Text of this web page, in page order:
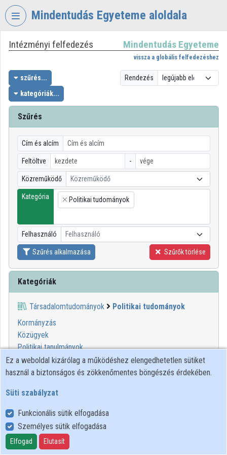
Fejléc kihagyása
Mindentudás Egyeteme aloldala
VIDEOTORIUM
MINDENTUDÁS
EGYETEME
Intézményi kezdőlap
Bejelentkezés
Intézményi felfedezés
Kategóriák
Intézményi listák
Közreműködők
Intézményi felfedezés Mindentudás Egyeteme
vissza a globális felfedezéshez
szűrés...
kategóriák...
Rendezés
Szűrés
Cím és alcím
Feltöltve -
Közreműködő Közreműködő
Kategória
×
Politikai tudományok
Felhasználó Felhasználó
Szűrés alkalmazása Szűrők törlése
Kategóriák
Társadalomtudományok
Politikai tudományok
Kormányzás
Közügyek
Politikai tanulmányok
Tudomány és társadalom
Tudomány szerepének ismerete
00:04:32
Ez a weboldal kizárólag a működéshez elengedhetetlen sütiket
használ a biztonságos és zökkenőmentes böngészés érdekében.
Süti szabályzat
Funkcionális sütik elfogadása
Személyes sütik elfogadása
Elfogad Elutasít